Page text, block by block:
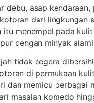
debu, asap kendaraan,
dari lingkungan
itu menempel pada
dengan minyak
tidak segera
di permukaan
dan memicu berbagai
masalah komedo